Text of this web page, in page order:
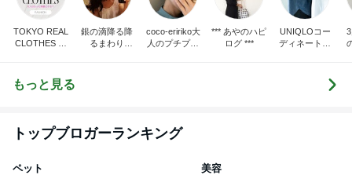
TOKYO REAL
CLOTHES 大
銀の滴降る降
るまわり
coco-eririko大
人のプチプラ
*** あやのハピ
ログ ***
UNIQLOコー
ディネート日
もっと見る
トップブロガーランキング
ペット 美容